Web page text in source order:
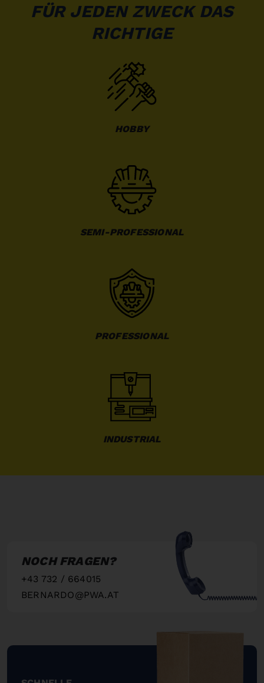
FÜR JEDEN ZWECK DAS
RICHTIGE
HOBBY
SEMI-PROFESSIONAL
PROFESSIONAL
INDUSTRIAL
NOCH FRAGEN?
+43 732 / 664015
BERNARDO@PWA.AT